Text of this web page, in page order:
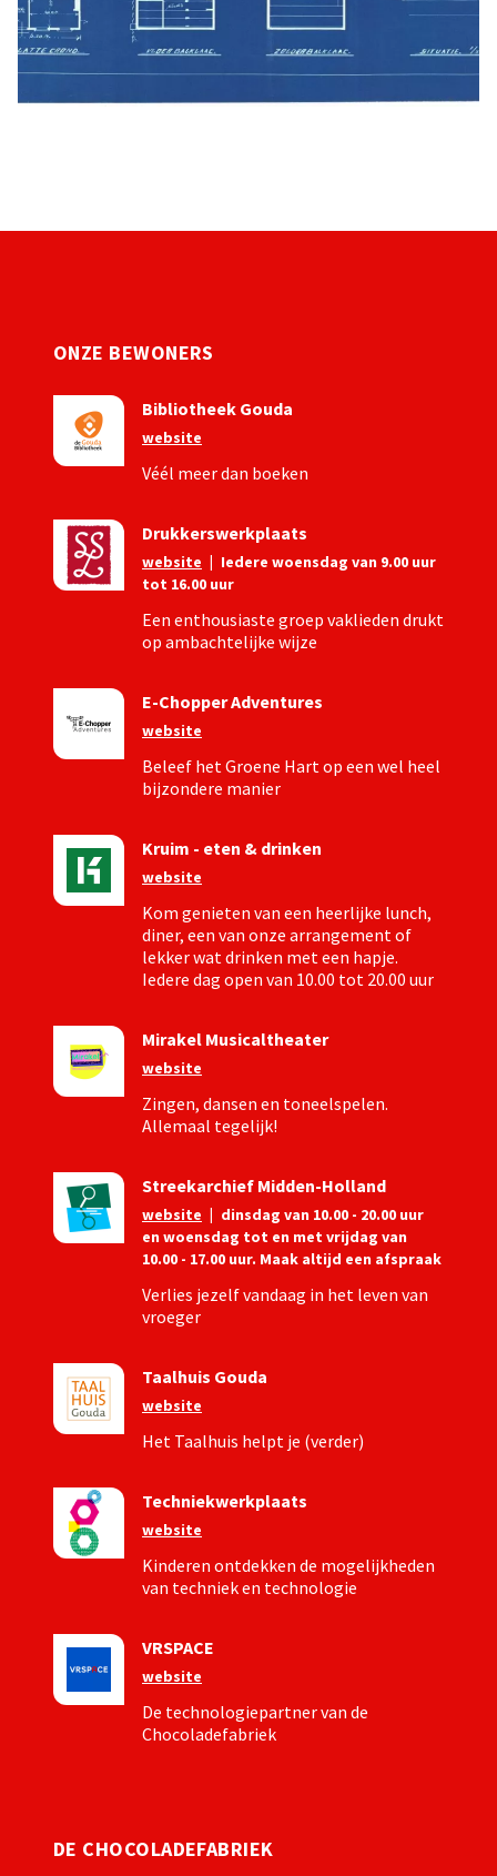
ONZE BEWONERS
Bibliotheek Gouda
website
Véél meer dan boeken
Drukkerswerkplaats
website | Iedere woensdag van 9.00 uur
tot 16.00 uur
Een enthousiaste groep vaklieden drukt
op ambachtelijke wijze
E-Chopper Adventures
website
Beleef het Groene Hart op een wel heel
bijzondere manier
Kruim - eten & drinken
website
Kom genieten van een heerlijke lunch,
diner, een van onze arrangement of
lekker wat drinken met een hapje.
Iedere dag open van 10.00 tot 20.00 uur
Mirakel Musicaltheater
website
Zingen, dansen en toneelspelen.
Allemaal tegelijk!
Streekarchief Midden-Holland
website | dinsdag van 10.00 - 20.00 uur
en woensdag tot en met vrijdag van
10.00 - 17.00 uur. Maak altijd een afspraak
Verlies jezelf vandaag in het leven van
vroeger
Taalhuis Gouda
website
Het Taalhuis helpt je (verder)
Techniekwerkplaats
website
Kinderen ontdekken de mogelijkheden
van techniek en technologie
VRSPACE
website
De technologiepartner van de
Chocoladefabriek
DE CHOCOLADEFABRIEK